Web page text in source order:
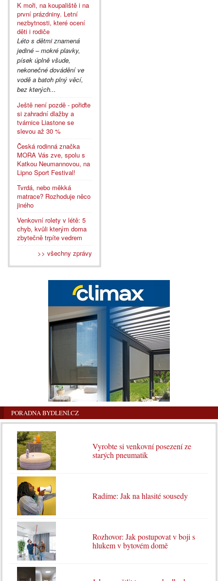
K moři, na koupaliště i na
první prázdniny. Letní
nezbytnosti, které ocení
děti i rodiče
Léto s dětmi znamená
jediné – mokré plavky,
písek úplně všude,
nekonečné dovádění ve
vodě a batoh plný věcí,
bez kterých...
Ještě není pozdě - pořiďte
si zahradní dlažby a
tvárnice Liastone se
slevou až 30 %
Česká rodinná značka
MORA Vás zve, spolu s
Katkou Neumannovou, na
Lipno Sport Festival!
Tvrdá, nebo měkká
matrace? Rozhoduje něco
jiného
Venkovní rolety v létě: 5
chyb, kvůli kterým doma
zbytečně trpíte vedrem
>> všechny zprávy
PORADNA BYDLENÍ.CZ
Vyrobte si venkovní posezení ze
starých pneumatik
Radíme: Jak na hlasité sousedy
Rozhovor: Jak postupovat v boji s
hlukem v bytovém domě